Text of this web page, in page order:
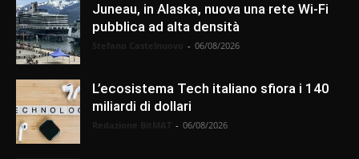
Juneau, in Alaska, nuova una rete Wi-Fi
pubblica ad alta densità
- 06/08/2026
L’ecosistema Tech italiano sfiora i 140
miliardi di dollari
- 06/08/2026